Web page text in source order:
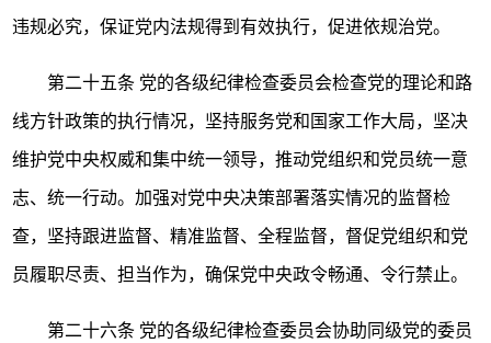
违规必究，保证党内法规得到有效执行，促进依规治党。
第二十五条 党的各级纪律检查委员会检查党的理论和路
线方针政策的执行情况，坚持服务党和国家工作大局，坚决
维护党中央权威和集中统一领导，推动党组织和党员统一意
志、统一行动。加强对党中央决策部署落实情况的监督检
查，坚持跟进监督、精准监督、全程监督，督促党组织和党
员履职尽责、担当作为，确保党中央政令畅通、令行禁止。
第二十六条 党的各级纪律检查委员会协助同级党的委员